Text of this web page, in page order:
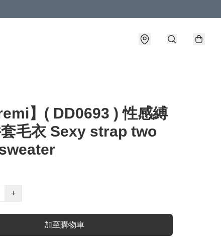
】( DD0693 ) 性感縛
毛衣 Sexy strap two
+
加至購物車